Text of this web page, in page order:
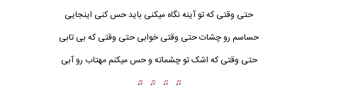
حتی وقتی که تو آینه نگاه میکنی باید حس کنی اینجایی
حساسم رو چشات حتی وقتی خوابی حتی وقتی که بی تابی
حتی وقتی که اشک تو چشماته و حس میکنم مهتاب رو آبی
♫ ♫ ♫ ♫